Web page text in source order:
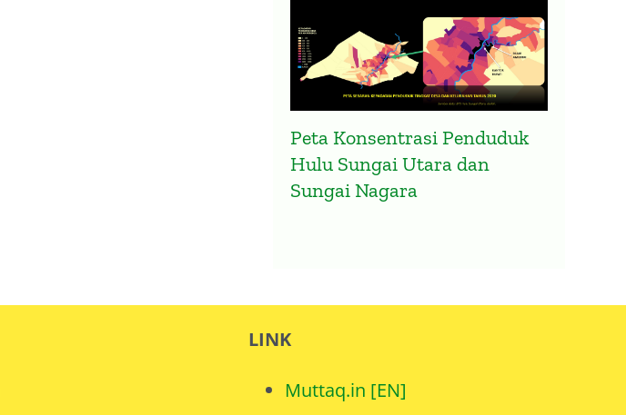
Peta Konsentrasi Penduduk
Hulu Sungai Utara dan
Sungai Nagara
LINK
Muttaq.in [EN]